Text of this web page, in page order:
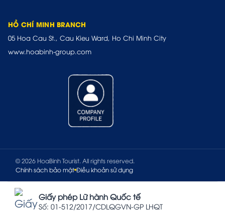
HỒ CHÍ MINH BRANCH
05 Hoa Cau St., Cau Kieu Ward, Ho Chi Minh City
www.hoabinh-group.com
© 2026 HoaBinh Tourist. All rights reserved.
Chính sách bảo mật Điều khoản sử dụng
Giấy phép Lữ hành Quốc tế
Số: 01-512/2017/CDLQGVN-GP LHQT